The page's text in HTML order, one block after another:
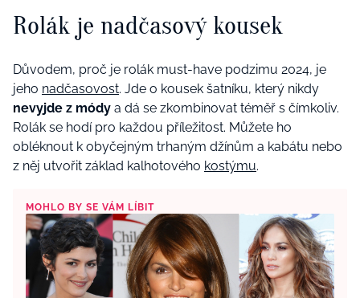
Rolák je nadčasový kousek
Důvodem, proč je rolák must-have podzimu 2024, je
jeho nadčasovost. Jde o kousek šatníku, který nikdy
nevyjde z módy a dá se zkombinovat téměř s čímkoliv.
Rolák se hodí pro každou příležitost. Můžete ho
obléknout k obyčejným trhaným džínům a kabátu nebo
z něj utvořit základ kalhotového kostýmu.
MOHLO BY SE VÁM LÍBIT